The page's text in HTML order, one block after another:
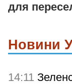
для
Новини
14:11